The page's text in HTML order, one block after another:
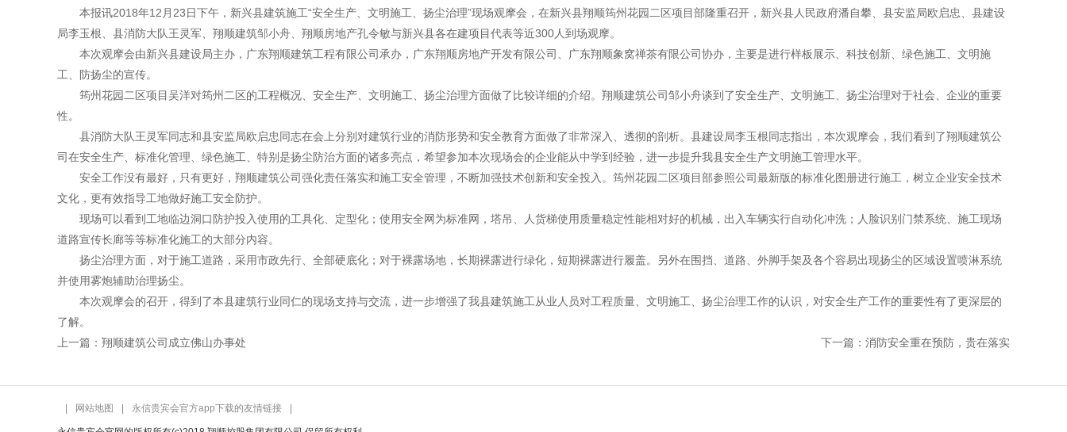
本报讯2018年12月23日下午，新兴县建筑施工“安全生产、文明施工、扬尘治理”现场观摩会，在新兴县翔顺筠州花园二区项目部隆重召开，新兴县人民政府潘自攀、县安监局欧启忠、县建设
局李玉根、县消防大队王灵军、翔顺建筑邹小舟、翔顺房地产孔令敏与新兴县各在建项目代表等近300人到场观摩。
本次观摩会由新兴县建设局主办，广东翔顺建筑工程有限公司承办，广东翔顺房地产开发有限公司、广东翔顺象窝禅茶有限公司协办，主要是进行样板展示、科技创新、绿色施工、文明施
工、防扬尘的宣传。
筠州花园二区项目吴洋对筠州二区的工程概况、安全生产、文明施工、扬尘治理方面做了比较详细的介绍。翔顺建筑公司邹小舟谈到了安全生产、文明施工、扬尘治理对于社会、企业的重要
性。
县消防大队王灵军同志和县安监局欧启忠同志在会上分别对建筑行业的消防形势和安全教育方面做了非常深入、透彻的剖析。县建设局李玉根同志指出，本次观摩会，我们看到了翔顺建筑公
司在安全生产、标准化管理、绿色施工、特别是扬尘防治方面的诸多亮点，希望参加本次现场会的企业能从中学到经验，进一步提升我县安全生产文明施工管理水平。
安全工作没有最好，只有更好，翔顺建筑公司强化责任落实和施工安全管理，不断加强技术创新和安全投入。筠州花园二区项目部参照公司最新版的标准化图册进行施工，树立企业安全技术
文化，更有效指导工地做好施工安全防护。
现场可以看到工地临边洞口防护投入使用的工具化、定型化；使用安全网为标准网，塔吊、人货梯使用质量稳定性能相对好的机械，出入车辆实行自动化冲洗；人脸识别门禁系统、施工现场
道路宣传长廊等等标准化施工的大部分内容。
扬尘治理方面，对于施工道路，采用市政先行、全部硬底化；对于裸露场地，长期裸露进行绿化，短期裸露进行履盖。另外在围挡、道路、外脚手架及各个容易出现扬尘的区域设置喷淋系统
并使用雾炮辅助治理扬尘。
本次观摩会的召开，得到了本县建筑行业同仁的现场支持与交流，进一步增强了我县建筑施工从业人员对工程质量、文明施工、扬尘治理工作的认识，对安全生产工作的重要性有了更深层的
了解。
上一篇：翔顺建筑公司成立佛山办事处
下一篇：消防安全重在预防，贵在落实
网站地图 永信贵宾会官方app下载的友情链接